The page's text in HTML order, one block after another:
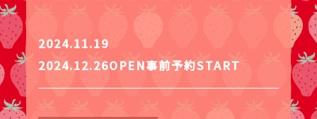
2024.11.19
2024.12.26OPEN事前予約START